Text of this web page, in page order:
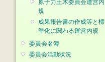
原子力土木委員会運営内
規
成果報告書の作成等と標
準化に関わる運営内規
委員会名簿
委員会活動状況